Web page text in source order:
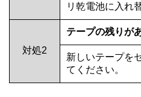
リ乾電池に入れ
対処2
テープの残りが
新しいテープを
てください。